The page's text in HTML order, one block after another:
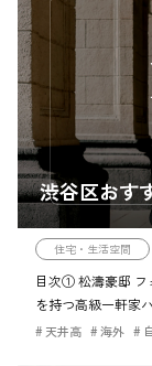
渋谷区おす
住宅・生活空間
目次① 松濤豪邸 フ
を持つ高級一軒家
料金プランアクセ
天井高 海外